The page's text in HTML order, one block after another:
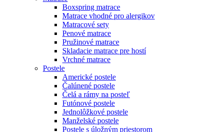
Boxspring matrace
Matrace vhodné pro alergikov
Matracové sety
Penové matrace
Pružinové matrace
Skladacie matrace pre hostí
Vrchné matrace
Postele
Americké postele
Čalúnené postele
Čelá a rámy na posteľ
Futónové postele
Jednolôžkové postele
Manželské postele
Postele s úložným priestorom